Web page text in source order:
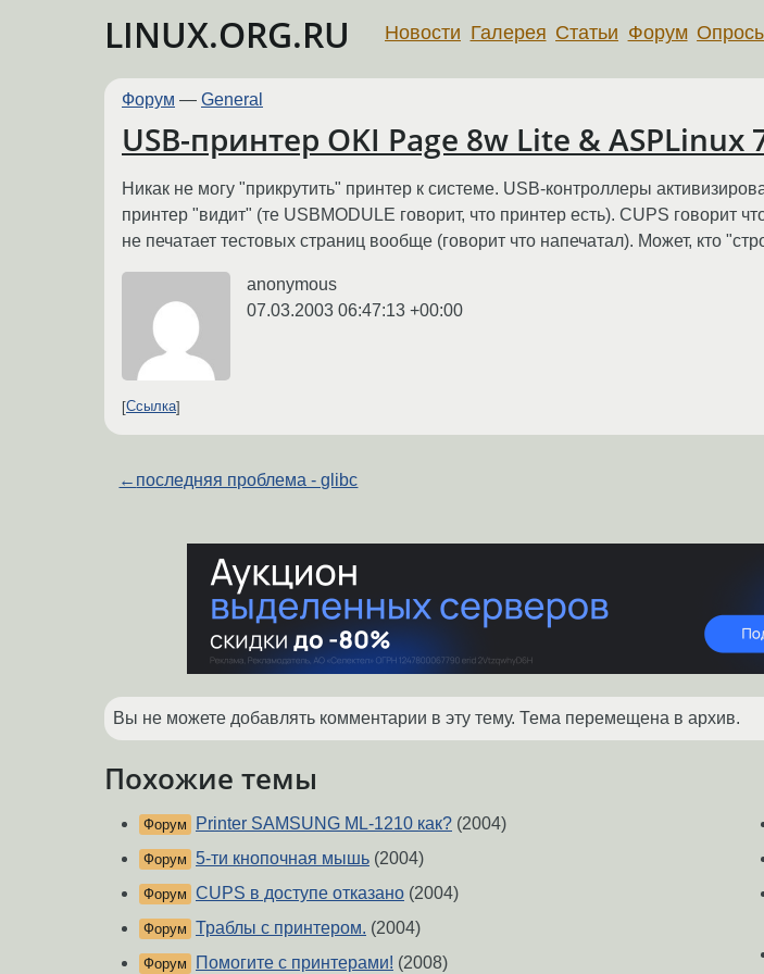
LINUX.ORG.RU Новости Галерея Статьи Форум
Форум — General
USB-принтер OKI Page 8w Lite & ASPLinux
Никак не могу "прикрутить" принтер к системе. USB-контроллеры
принтер "видит" (те USBMODULE говорит, что принтер есть). CUPS говорит
не печатает тестовых страниц вообще (говорит что напечатал). Может, кто
anonymous
07.03.2003 06:47:13 +00:00
Ссылка
← последняя проблема - glibc
Вы не можете добавлять комментарии в эту тему. Тема перемещена в архив.
Похожие темы
Форум Printer SAMSUNG ML-1210 как? (2004)
Форум 5-ти кнопочная мышь (2004)
Форум CUPS в доступе отказано (2004)
Форум Траблы с принтером. (2004)
Форум Помогите с принтерами! (2008)